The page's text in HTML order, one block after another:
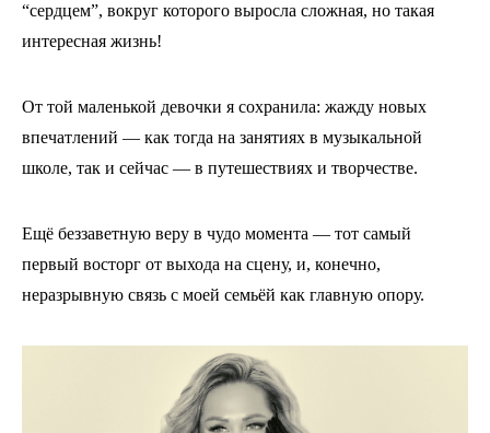
“сердцем”, вокруг которого выросла сложная, но такая
интересная жизнь!
От той маленькой девочки я сохранила: жажду новых
впечатлений — как тогда на занятиях в музыкальной
школе, так и сейчас — в путешествиях и творчестве.
Ещё беззаветную веру в чудо момента — тот самый
первый восторг от выхода на сцену, и, конечно,
неразрывную связь с моей семьёй как главную опору.